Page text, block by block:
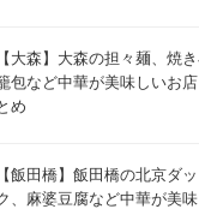
【大森】大森の担々麺、焼
包など中華が美味しいお店
め
【飯田橋】飯田橋の北京ダッ
、麻婆豆腐など中華が美味